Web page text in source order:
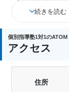
8/31までに
続きを読む
個別指導塾1対1の
アクセス
住所